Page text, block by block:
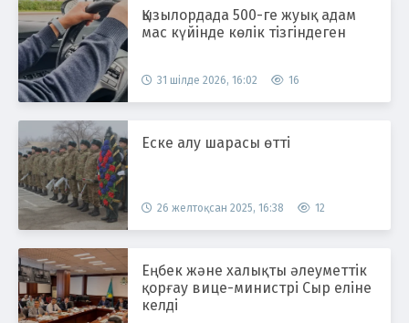
Қызылордада 500-ге жуық адам
мас күйінде көлік тізгіндеген
31 шілде 2026, 16:02 16
Еске алу шарасы өтті
26 желтоқсан 2025, 16:38 12
Еңбек және халықты әлеуметтік
қорғау вице-министрі Сыр еліне
келді